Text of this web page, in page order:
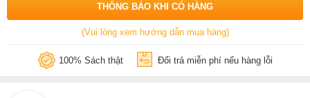
THÔNG BÁO KHI CÓ HÀNG
(Vui lòng xem hướng dẫn mua hàng)
100% Sách thật Đổi trả miễn phí nếu hàng lỗi